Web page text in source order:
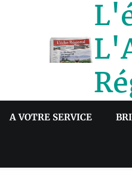
A VOTRE SERVICE